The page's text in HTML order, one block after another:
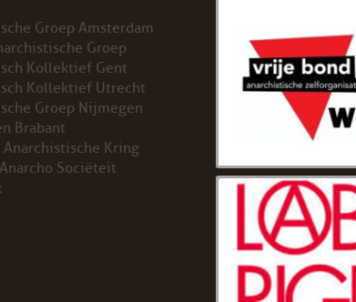
Groep Amsterdam
Groep
Kollektief Gent
Kollektief Utrecht
Groep Nijmegen
Brabant
Anarchistische Kring
Sociëteit